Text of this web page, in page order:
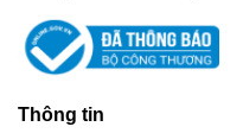
Thông tin